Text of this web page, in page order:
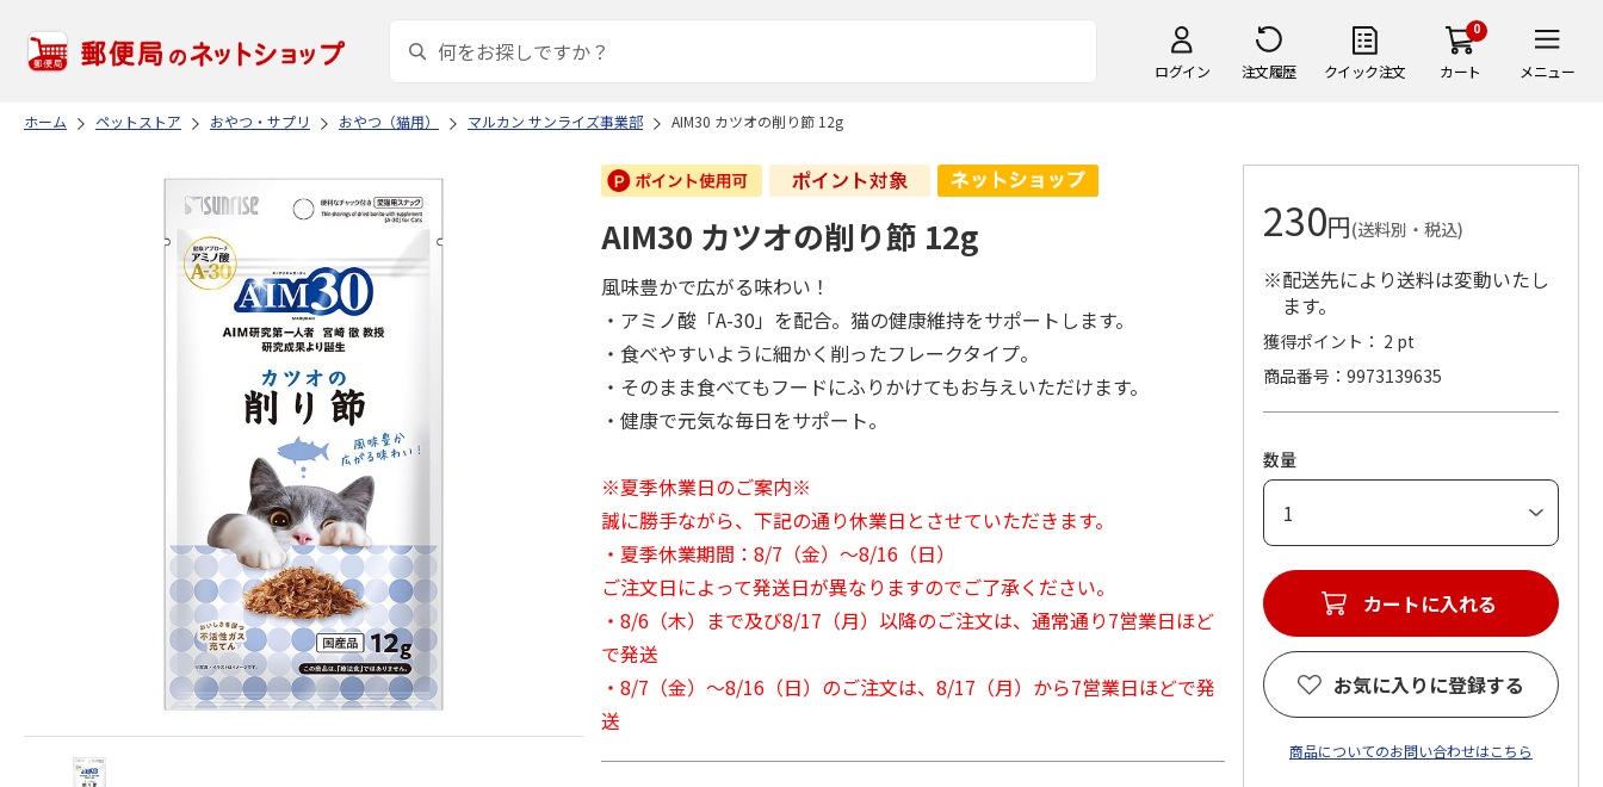
ログイン 注文履歴 クイック注文
0
カート メニュー
ホーム ペットストア おやつ・サプリ おやつ（猫用） マルカン サンライズ事業部 AIM30 カツオの削り節 12g
AIM30 カツオの削り節 12g
風味豊かで広がる味わい！
・アミノ酸「A-30」を配合。猫の健康維持をサポートします。
・食べやすいように細かく削ったフレークタイプ。
・そのまま食べてもフードにふりかけてもお与えいただけます。
・健康で元気な毎日をサポート。
※夏季休業日のご案内※
誠に勝手ながら、下記の通り休業日とさせていただきます。
・夏季休業期間：8/7（金）～8/16（日）
ご注文日によって発送日が異なりますのでご了承ください。
・8/6（木）まで及び8/17（月）以降のご注文は、通常通り7営業日ほど
で発送
・8/7（金）～8/16（日）のご注文は、8/17（月）から7営業日ほどで発
送
230円(送料別・税込)
※配送先により送料は変動いたし
ます。
獲得ポイント： 2 pt
商品番号
9973139635
数量
カートに入れる
お気に入りに登録する
商品についてのお問い合わせはこちら